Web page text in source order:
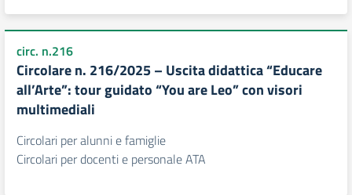
circ. n.216
Circolare n. 216/2025 – Uscita didattica “Educare
all’Arte”: tour guidato “You are Leo” con visori
multimediali
Circolari per alunni e famiglie
Circolari per docenti e personale ATA